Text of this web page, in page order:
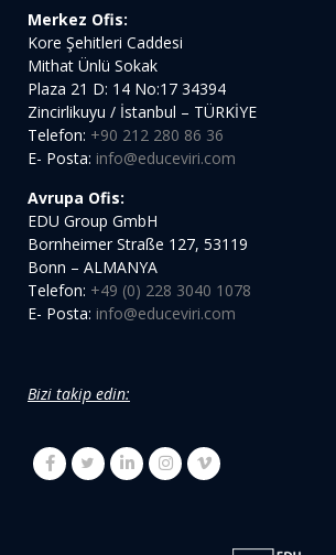
Merkez Ofis:
Kore Şehitleri Caddesi
Mithat Ünlü Sokak
Plaza 21 D: 14 No:17 34394
Zincirlikuyu / İstanbul – TÜRKİYE
Telefon: +90 212 280 86 36
E- Posta: info@educeviri.com
Avrupa Ofis:
EDU Group GmbH
Bornheimer Straße 127, 53119
Bonn – ALMANYA
Telefon: +49 (0) 228 3040 1078
E- Posta: info@educeviri.com
Bizi takip edin: